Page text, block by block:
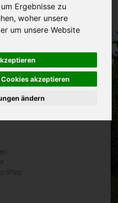
Ergebnisse zu
woher unsere
um unsere Website
akzeptieren
ändern
Shop